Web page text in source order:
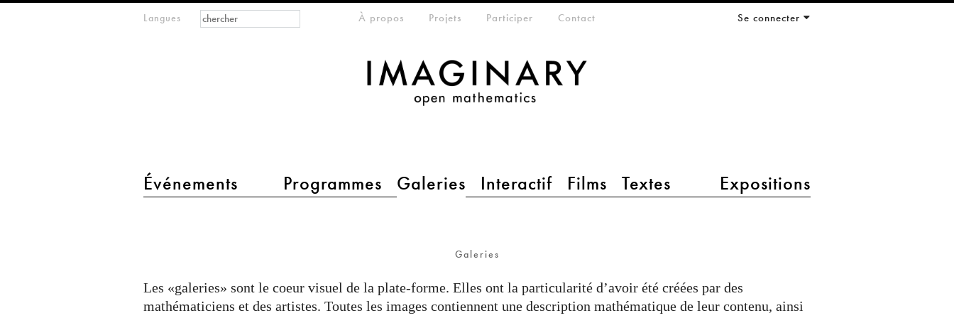
Langues
main menu 2
Événements Programmes Galeries Interactif Films Textes Expositions
meta-menuÀ propos Projets Participer Contact Se connecter
Formulaire de
recherche
Rechercher
Galeries
Les «galeries» sont le coeur visuel de la plate-forme. Elles ont la particularité d’avoir été créées par des
mathématiciens et des artistes. Toutes les images contiennent une description mathématique de leur contenu, ainsi